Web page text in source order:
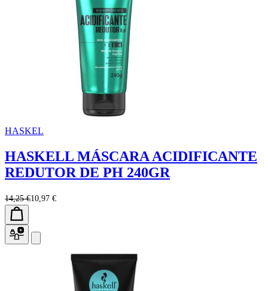
HASKEL
HASKELL MÁSCARA ACIDIFICANTE
REDUTOR DE PH 240GR
14,25 €10,97 €